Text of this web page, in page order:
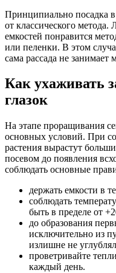
Принципиально посадка в
от классического
емкостей понравится
или пеленки. В этом
сама рассада не занимает
Как ухаживать
глазок
На этапе проращивания
основных условий. При
растения вырастут
посевом до появления
соблюдать основные
держать емкости в
соблюдать
быть в пределе от
до образования
исключительно из
излишне не
проветривайте
каждый день.